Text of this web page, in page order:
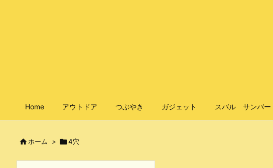
Home アウトドア つぶやき ガジェット スバル サンバー
ホーム > 4穴